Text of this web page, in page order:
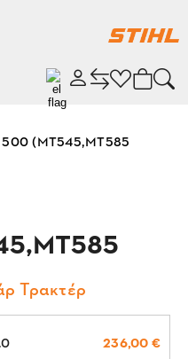
500 (MT545,MT585
Τρακτέρ
236,00 €